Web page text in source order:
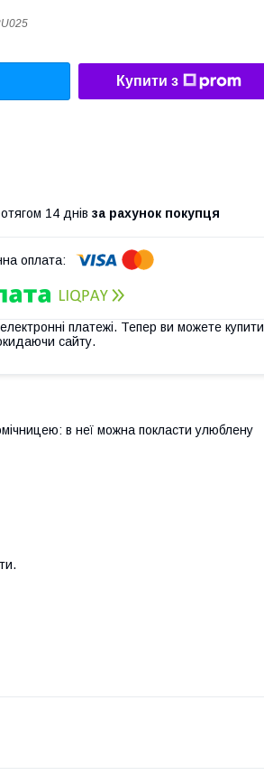
Купити з
14 днів за рахунок покупця
платежі. Тепер ви можете купити
сайту.
в неї можна покласти улюблену